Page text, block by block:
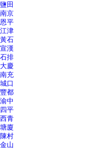
鹽田
南京
恩平
江津
黃石
宣漢
石排
大慶
南充
城口
豐都
渝中
四平
西青
塘廈
陳村
金山